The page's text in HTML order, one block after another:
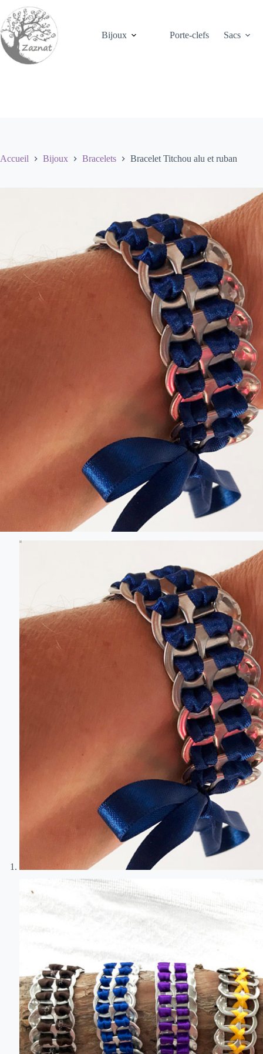
contenu
Bijoux
Porte-clefs Sacs
Accueil Bijoux Bracelets Bracelet Titchou alu et ruban